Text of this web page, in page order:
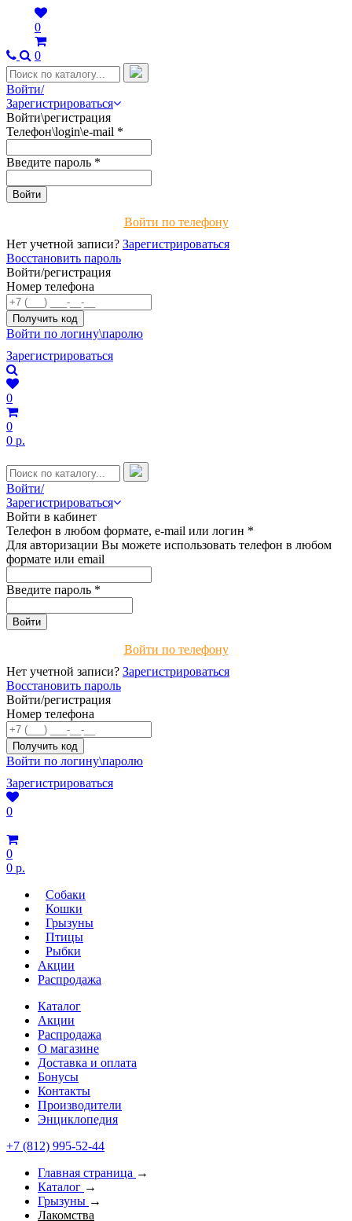
0
0
Войти/
Зарегистрироваться
Войти\регистрация
Телефон\login\e-mail *
Введите пароль *
Войти по телефону
Нет учетной записи? Зарегистрироваться
Восстановить пароль
Войти/регистрация
Номер телефона
Войти по логину\паролю
Зарегистрироваться
0
0
0 р.
Войти/
Зарегистрироваться
Войти в кабинет
Телефон в любом формате, e-mail или логин *
Для авторизации Вы можете использовать телефон в любом
формате или email
Введите пароль *
Войти по телефону
Нет учетной записи? Зарегистрироваться
Восстановить пароль
Войти/регистрация
Номер телефона
Войти по логину\паролю
Зарегистрироваться
0
0
0 р.
Собаки
Кошки
Грызуны
Птицы
Рыбки
Акции
Распродажа
Каталог
Акции
Распродажа
О магазине
Доставка и оплата
Бонусы
Контакты
Производители
Энциклопедия
+7 (812) 995-52-44
Главная страница →
Каталог →
Грызуны →
Лакомства